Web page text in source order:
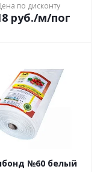
по дисконту
руб./м/пог
№60 белый